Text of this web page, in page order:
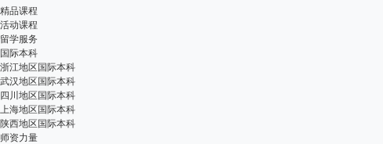
精品课程
活动课程
留学服务
国际本科
浙江地区国际本科
武汉地区国际本科
四川地区国际本科
上海地区国际本科
陕西地区国际本科
师资力量